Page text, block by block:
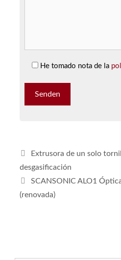
He tomado nota de la
Extrusora de un solo
desgasificación
SCANSONIC ALO1
(renovada)